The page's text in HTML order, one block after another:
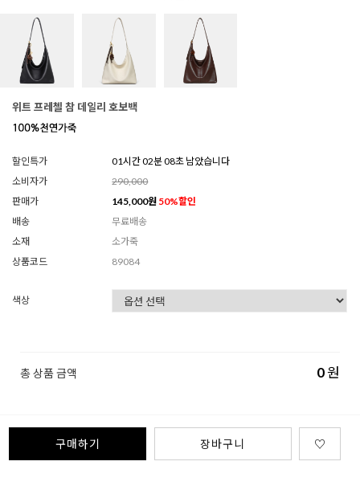
위트 프레첼 참 데일리 호보백
할인특가
01시간 02분 06초 남았습니다
소비자가
290,000
판매가
145,000원 50%할인
배송
무료배송
소재
소가죽
상품코드
89084
색상
총 상품 금액 0원
구매하기 장바구니 ♡